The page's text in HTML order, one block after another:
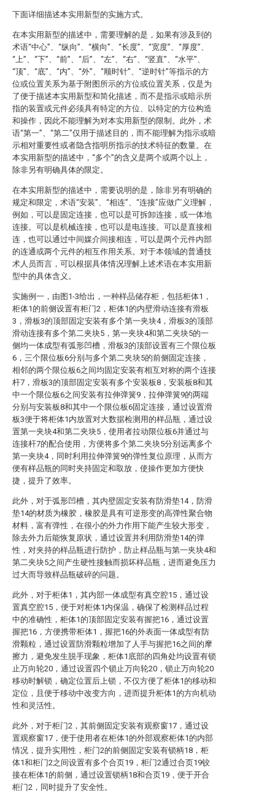
下面详细描述本实用新型的实施方式。
在本实用新型的描述中，需要理解的是，如果有涉及到的
术语“中心”、“纵向”、“横向”、“长度”、“宽度”、“厚度”、
“上”、“下”、“前”、“后”、“左”、“右”、“竖直”、“水平”、
“顶”、“底”、“内”、“外”、“顺时针”、“逆时针”等指示的方
位或位置关系为基于附图所示的方位或位置关系，仅是为
了便于描述本实用新型和简化描述，而不是指示或暗示所
指的装置或元件必须具有特定的方位、以特定的方位构造
和操作，因此不能理解为对本实用新型的限制。此外，术
语“第一”、“第二”仅用于描述目的，而不能理解为指示或暗
示相对重要性或者隐含指明所指示的技术特征的数量。在
本实用新型的描述中，“多个”的含义是两个或两个以上，
除非另有明确具体的限定。
在本实用新型的描述中，需要说明的是，除非另有明确的
规定和限定，术语“安装”、“相连”、“连接”应做广义理解，
例如，可以是固定连接，也可以是可拆卸连接，或一体地
连接。可以是机械连接，也可以是电连接。可以是直接相
连，也可以通过中间媒介间接相连，可以是两个元件内部
的连通或两个元件的相互作用关系。对于本领域的普通技
术人员而言，可以根据具体情况理解上述术语在本实用新
型中的具体含义。
实施例一，由图1-3给出，一种样品储存柜，包括柜体1，
柜体1的前侧设置有柜门2，柜体1的内壁滑动连接有滑板
3，滑板3的顶部固定安装有多个第一夹块4，滑板3的顶部
滑动连接有多个第二夹块5，第一夹块4和第二夹块5的一
侧均一体成型有弧形凹槽，滑板3的顶部设置有三个限位板
6，三个限位板6分别与多个第二夹块5的前侧固定连接，
相邻的两个限位板6之间均固定安装有相互对称的两个连接
杆7，滑板3的顶部固定安装有多个安装板8，安装板8和其
中一个限位板6之间安装有拉伸弹簧9，拉伸弹簧9的两端
分别与安装板8和其中一个限位板6固定连接，通过设置滑
板3便于将柜体1内放置对大数据检测用的样品瓶，通过设
置第一夹块4和第二夹块5，使用者拉动限位板6并通过与
连接杆7的配合使用，方便将多个第二夹块5分别远离多个
第一夹块4，同时利用拉伸弹簧9的弹性复位原理，从而方
便有样品瓶的同时夹持固定和取放，使操作更加方便快
捷，提升了效率。
此外，对于弧形凹槽，其内壁固定安装有防滑垫14，防滑
垫14的材质为橡胶，橡胶是具有可逆形变的高弹性聚合物
材料，富有弹性，在很小的外力作用下能产生较大形变，
除去外力后能恢复原状，通过设置并利用防滑垫14的弹
性，对夹持的样品瓶进行防护，防止样品瓶与第一夹块4和
第二夹块5之间产生硬性接触而损坏样品瓶，进而避免压力
过大而导致样品瓶破碎的问题。
此外，对于柜体1，其内部一体成型有真空腔15，通过设
置真空腔15，便于对柜体1内保温，确保了检测样品过程
中的准确性，柜体1的顶部固定安装有握把16，通过设置
握把16，方便携带柜体1，握把16的外表面一体成型有防
滑颗粒，通过设置防滑颗粒增加了人手与握把16之间的摩
擦力，避免发生脱手现象，柜体1底部的四角处均设置有锁
止万向轮20，通过设置四个锁止万向轮20，锁止万向轮20
移动时解锁，确定位置后上锁，不仅方便了柜体1的移动和
定位，且便于移动中改变方向，进而提升柜体1的方向机动
性和灵活性。
此外，对于柜门2，其前侧固定安装有观察窗17，通过设
置观察窗17，便于使用者在柜体1的外部观察柜体1的内部
情况，提升实用性，柜门2的前侧固定安装有锁柄18，柜
体1和柜门2之间设置有多个合页19，柜门2通过合页19铰
接在柜体1的前侧，通过设置锁柄18和合页19，便于开合
柜门2，同时提升了安全性。